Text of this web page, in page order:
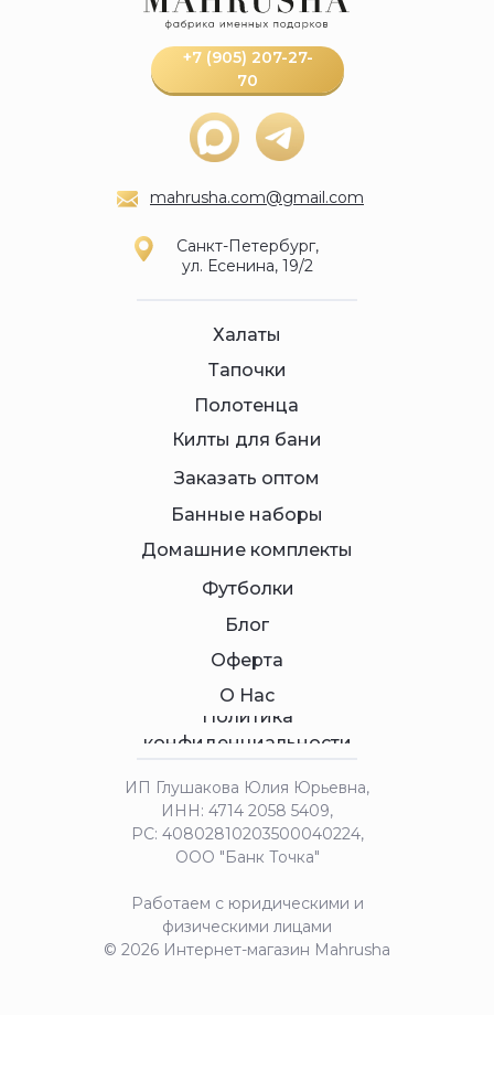
Работаем с юридическими и
физическими лицами
© 2026 Интернет-магазин Mahrusha
ИП Глушакова Юлия Юрьевна,
ИНН: 4714 2058 5409,
РС: 40802810203500040224,
ООО "Банк Точка"
Санкт-Петербург,
ул. Есенина, 19/2
mahrusha.com@gmail.com
+7 (905) 207-27-
70
Домашние комплекты
Банные наборы
Футболки
Заказать оптом
Килты для бани
Полотенца
Тапочки
Халаты
Политика
конфиденциальности
Оферта
О Нас
Блог